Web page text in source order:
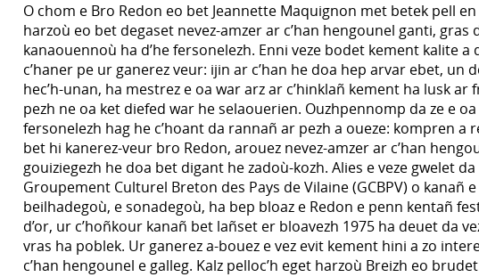
O chom e Bro Redon eo bet Jeannette Maquignon met betek pell en
harzoù eo bet degaset nevez-amzer ar c’han hengounel ganti, gras
kanaouennoù ha d’he fersonelezh. Enni veze bodet kement kalite a
c’haner pe ur ganerez veur: ijin ar c’han he doa hep arvar ebet, un
hec’h-unan, ha mestrez e oa war arz ar c’hinklañ kement ha lusk ar
pezh ne oa ket diefed war he selaouerien. Ouzhpennomp da ze e
fersonelezh hag he c’hoant da rannañ ar pezh a oueze: kompren a
bet hi kanerez-veur bro Redon, arouez nevez-amzer ar c’han
gouiziegezh he doa bet digant he zadoù-kozh. Alies e veze gwelet
Groupement Culturel Breton des Pays de Vilaine (GCBPV) o kanañ
beilhadegoù, e sonadegoù, ha bep bloaz e Redon e penn kentañ
d’or, ur c’hoñkour kanañ bet lañset er bloavezh 1975 ha deuet da
vras ha poblek. Ur ganerez a-bouez e vez evit kement hini a zo
c’han hengounel e galleg. Kalz pelloc’h eget harzoù Breizh eo